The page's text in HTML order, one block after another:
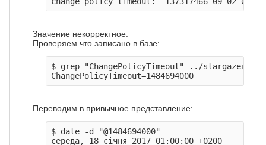
Значение некорректное.
Проверяем что записано в базе:
$ grep "ChangePolicyTimeout" ../
Переводим в привычное представление:
$ date -d "@1484694000"